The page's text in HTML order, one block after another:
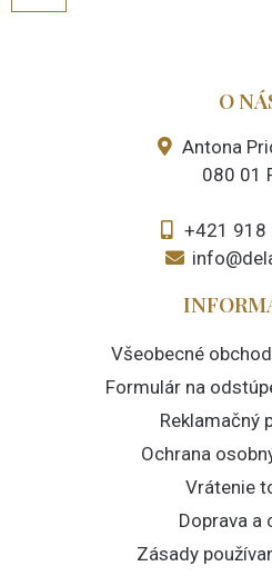
O
Antona
080 01
+421 918
Všeobecné
Formulár na
Reklamačný
Ochrana
Vrátenie
Doprava a
Zásady